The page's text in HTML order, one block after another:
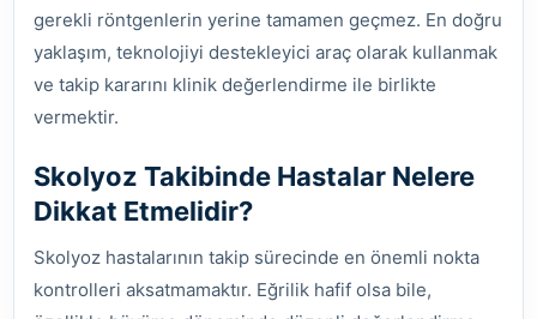
gerekli röntgenlerin yerine tamamen geçmez. En doğru
yaklaşım, teknolojiyi destekleyici araç olarak kullanmak
ve takip kararını klinik değerlendirme ile birlikte
vermektir.
Skolyoz Takibinde Hastalar Nelere
Dikkat Etmelidir?
Skolyoz hastalarının takip sürecinde en önemli nokta
kontrolleri aksatmamaktır. Eğrilik hafif olsa bile,